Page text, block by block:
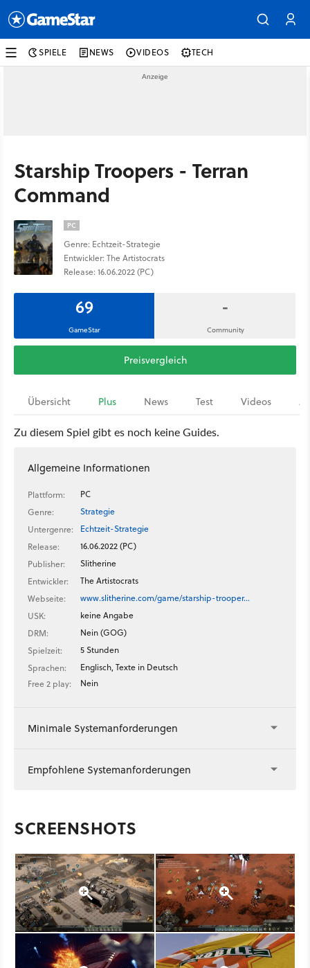
SPIELE NEWS VIDEOS TECH
Starship Troopers - Terran
Command
PC
Genre: Echtzeit-Strategie
Entwickler: The Artistocrats
Release: 16.06.2022 (PC)
69
GameStar
-
Community
Preisvergleich
Übersicht Plus News Test Videos
Zu diesem Spiel gibt es noch keine Guides.
Allgemeine Informationen
Plattform:
PC
Genre:
Strategie
Untergenre:
Echtzeit-Strategie
Release:
16.06.2022 (PC)
Publisher:
Slitherine
Entwickler:
The Artistocrats
Webseite:
www.slitherine.com/game/starship-trooper…
USK:
keine Angabe
DRM:
Nein (GOG)
Spielzeit:
5 Stunden
Sprachen:
Englisch, Texte in Deutsch
Free 2 play:
Nein
Minimale Systemanforderungen
Empfohlene Systemanforderungen
SCREENSHOTS